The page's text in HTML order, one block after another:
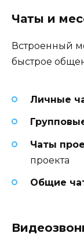
Чаты и
Встроенный
быстрое
Личные
Чаты
проекта
Общие